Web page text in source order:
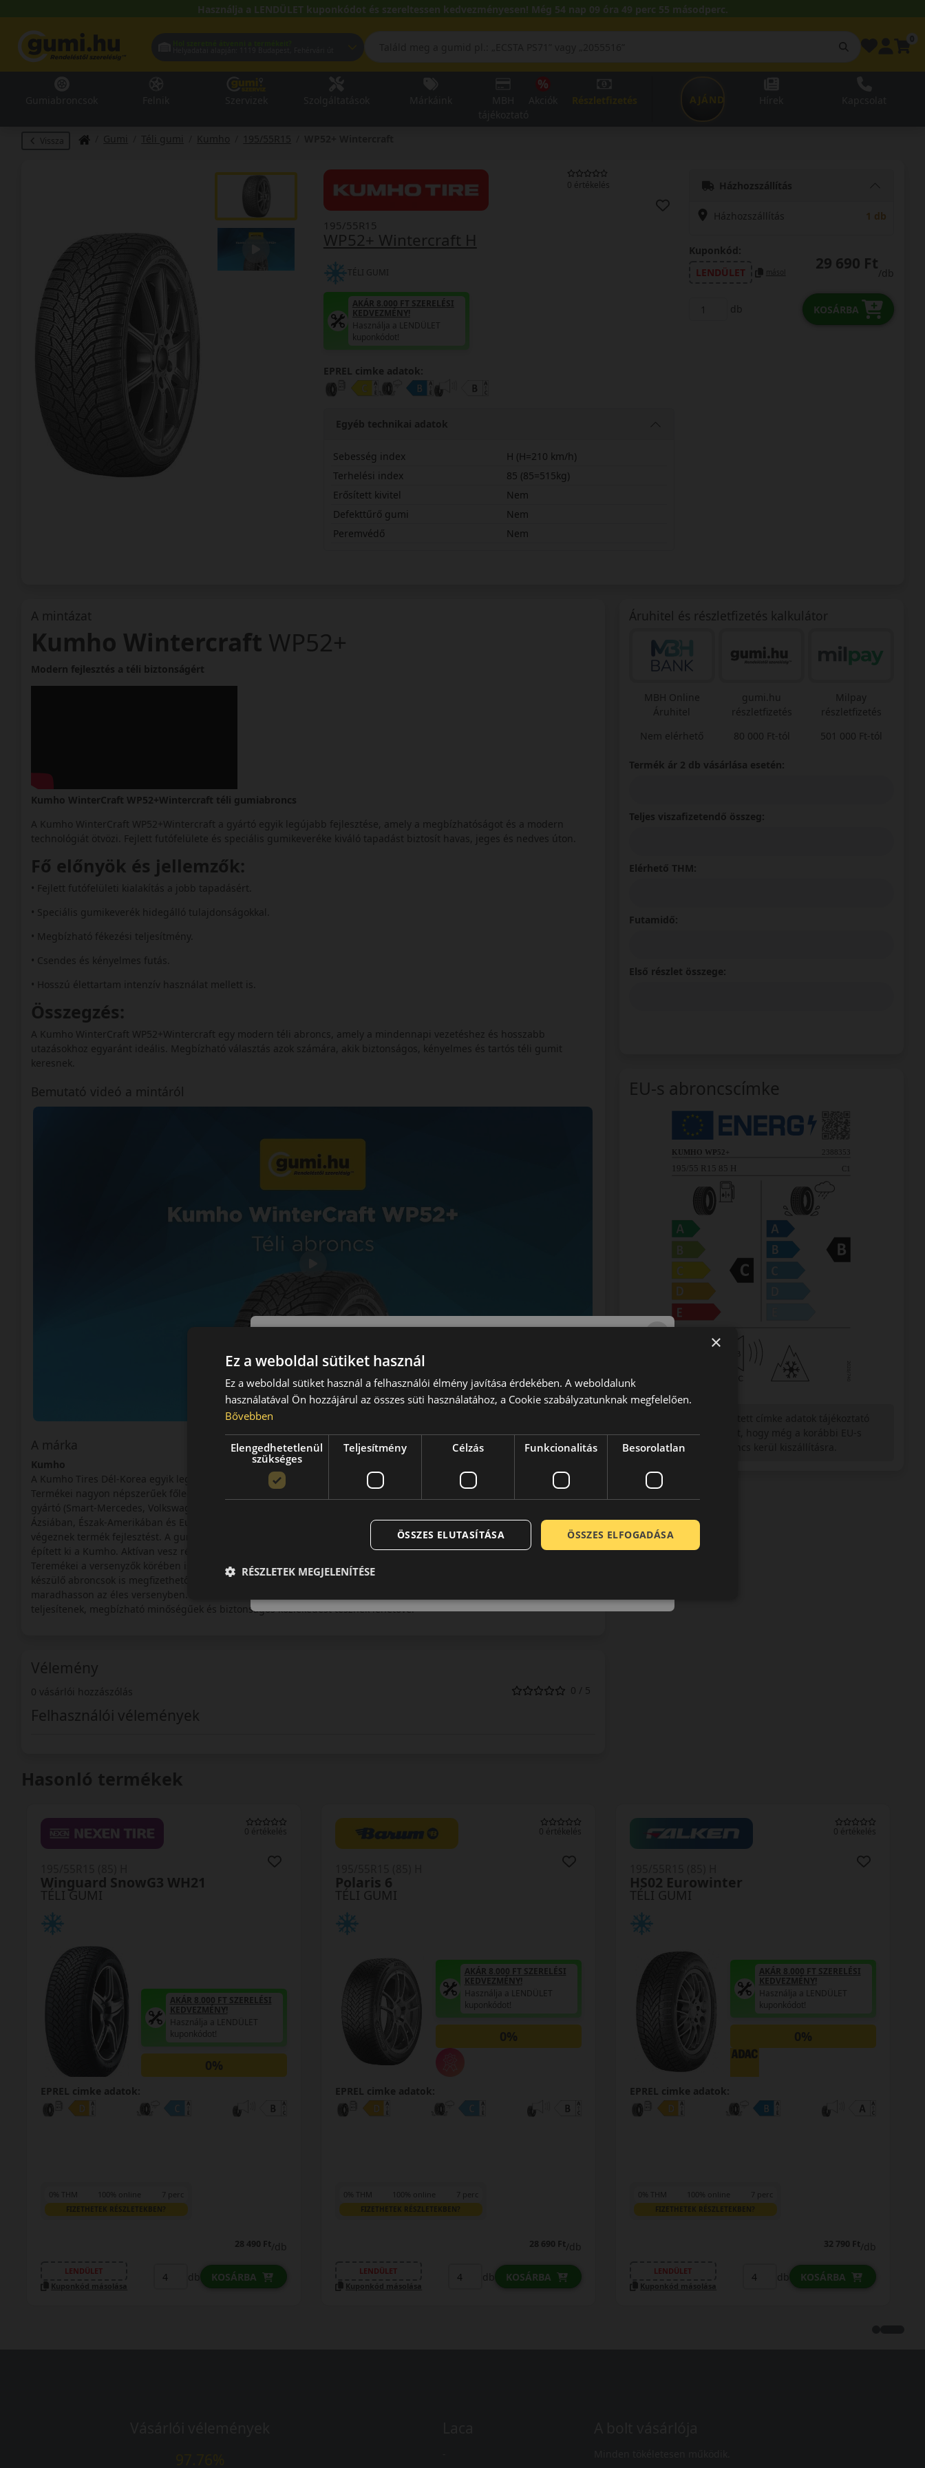
Használja a LENDÜLET kuponkódot és szereltessen kedvezményesen! Még 54 nap 09 óra 49 perc 54 másodperc.
AJÁNDÉKUTALVÁNY
Vissza Gumi Téli gumi Kumho 195/55R15
0 értékelés
WP52+ Wintercraft H
195/55R15
TÉLI GUMI
AKÁR 8.000 FT SZERELÉSI
KEDVEZMÉNY!
Használja a LENDÜLET
kuponkódot!
EPREL cimke adatok:
Egyéb technikai adatok
Sebesség index
H (H=210 km/h)
Terhelési index
85 (85=515kg)
Erősített kivitel
Nem
Defekttűrő gumi
Nem
Peremvédő
Nem
Házhozszállítás
Házhozszállítás 1 db
Kuponkód:
LENDÜLET
másol 29 690 Ft
/db
db KOSÁRBA
A mintázat
Kumho Wintercraft WP52+
Modern fejlesztés a téli biztonságért
Kumho WinterCraft WP52+Wintercraft téli gumiabroncs
A Kumho WinterCraft WP52+Wintercraft a gyártó egyik legújabb fejlesztése, amely a megbízhatóságot és a modern
technológiát ötvözi. Fejlett futófelülete és speciális gumikeveréke kiváló tapadást biztosít havas, jeges és nedves úton.
Fő előnyök és jellemzők:
• Fejlett futófelületi kialakítás a jobb tapadásért.
• Speciális gumikeverék hidegálló tulajdonságokkal.
• Megbízható fékezési teljesítmény.
• Csendes és kényelmes futás.
• Hosszú élettartam intenzív használat mellett is.
Összegzés:
A Kumho WinterCraft WP52+Wintercraft egy modern téli abroncs, amely a mindennapi vezetéshez és hosszabb
utazásokhoz egyaránt ideális. Megbízható választás azok számára, akik biztonságos, kényelmes és tartós téli gumit
keresnek.
Bemutató videó a mintáról
A márka
Kumho
A Kumho Tires Dél-Korea egyik legnagyobb ipari konglomerátuma. A Kumho, Samyang, Marshal gumiabroncsok gyártója.
Termékei nagyon népszerűek főleg a tengeren túlon számos személyautó első szerelésű abroncsai, de több európai
gyártó (Smart-Mercedes, Volkswagen) is előnyben részesíti kitűnő minőségük és nagyszerű ár/érték arányuk miatt.
Ázsiában, Észak-Amerikában és Európában (Angliában) van a gyártónak kutató központja, illetve Németországban
végeznek termék fejlesztést. A gumiabroncsok gyártása 1950-ben kezdődött és viszonylag hamar globális hálózatot
épített ki a Kumho. Aktívan vesz részt az autósportban is, szponzorációval és versenyabroncsok gyártásával egyaránt.
Teremékei a versenyzők körében is elismertek, és kiváló árukkal hívják fel magukra a figyelmet. A személyautók számára
készülő abroncsok is megfizethető áron kaphatók, ugyanakkor a cég gondot fordít az innovációra, hogy előkelő helyen
maradhasson az éles versenyben. Ennek is köszönhetően, abroncsai a független tesztekben is rendre kitűnően
teljesítenek, megbízható minőségűek és biztonságos közlekedést tesznek lehetővé.
Vélemény
0 vásárlói hozzászólás 0 / 5
Felhasználói vélemények
Áruhitel és részletfizetés kalkulátor
MBH Online
Áruhitel
Nem elérhető
gumi.hu
részletfizetés
80 000 Ft-tól
Milpay
részletfizetés
501 000 Ft-tól
Termék ár 2 db vásárlása esetén:
Teljes viszafizetendő összeg:
Elérhető THM:
Futamidő:
Első részlet összege:
EU-s abroncscímke
jellegűek. Előfordulhat, hogy még a korábbi EU-s
címkével ellátott abroncs kerül kiszállításra.
Hasonló termékek
0 értékelés
TÉLI GUMI
TW401 WinterX
kuponkódot!
TRIPLA ELÉGEDETTSÉG
MINŐSÉGI GARANCIA
Öné!
EPREL cimke adatok:
KOSÁRBA
0 értékelés
TÉLI GUMI
LW31 I Fit+
AKÁR 8.000 FT SZERELÉSI
KEDVEZMÉNY!
Használja a LENDÜLET
kuponkódot!
EPREL cimke adatok:
0% THM 100% online 7 perc
FIZETHETEK RÉSZLETEKBEN?
25 990 Ft/db
LENDÜLET
Kuponkód másolása
db KOSÁRBA
0 értékelés
TÉLI GUMI
Winguard SnowG3 WH21
AKÁR 8.000 FT SZERELÉSI
KEDVEZMÉNY!
Használja a LENDÜLET
kuponkódot!
EPREL cimke adatok:
0% THM 100% online 7 perc
FIZETHETEK RÉSZLETEKBEN?
28 490 Ft/db
LENDÜLET
Kuponkód másolása
db KOSÁRBA
×
Ez a weboldal sütiket használ
Ez a weboldal sütiket használ a felhasználói élmény javítása érdekében. A weboldalunk
használatával Ön hozzájárul az összes süti használatához, a Cookie szabályzatunknak megfelelően.
Bővebben
Elengedhetetlenül
szükséges
Teljesítmény Célzás Funkcionalitás Besorolatlan
ÖSSZES ELFOGADÁSA
ÖSSZES ELUTASÍTÁSA
RÉSZLETEK MEGJELENÍTÉSE